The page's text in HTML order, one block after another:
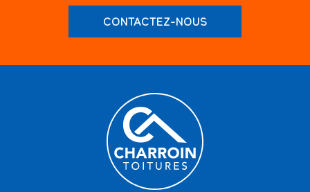
CONTACTEZ-NOUS